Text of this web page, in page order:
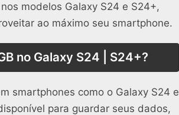
modelos Galaxy S24 e S24+,
ao máximo seu smartphone.
no Galaxy S24 | S24+?
smartphones como o Galaxy S24 e
para guardar seus dados,